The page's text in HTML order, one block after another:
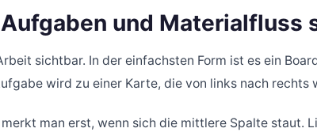
und Materialfluss
sichtbar. In der einfachsten Form ist es ein
wird zu einer Karte, die von links nach rechts
man erst, wenn sich die mittlere Spalte staut.